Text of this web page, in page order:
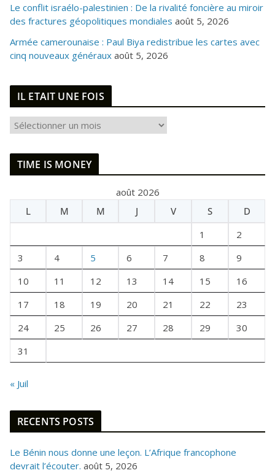
Le conflit israélo-palestinien : De la rivalité foncière au miroir
des fractures géopolitiques mondiales août 5, 2026
Armée camerounaise : Paul Biya redistribue les cartes avec
cinq nouveaux généraux août 5, 2026
IL ETAIT UNE FOIS
L
E
I
U
F
S
TIME IS MONEY
août 2026
L
M M J V S
D
1
2
3
4 5 6 7 8
9
10
11 12 13 14 15
16
17
18 19 20 21 22
23
24
25 26 27 28 29
30
31
« Juil
RECENTS POSTS
Le Bénin nous donne une leçon. L’Afrique francophone
devrait l’écouter. août 5, 2026